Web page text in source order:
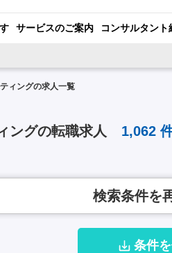
サービスのご案内 コンサルタント
ィングの求人一覧
ングの転職求人 1,062
検索条件を
条件